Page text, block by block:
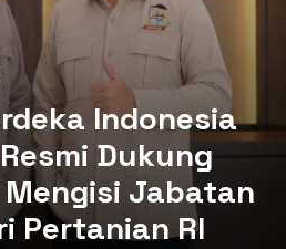
Indonesia
Dukung
Jabatan
Pertanian RI